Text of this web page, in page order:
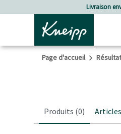
Passer au contenu principal
Passer au contenu du pied de page
Livraison
Page d'accueil
Produits (0) Articles